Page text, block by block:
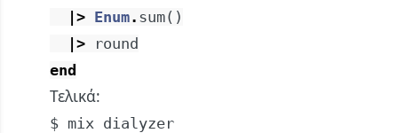
|> Enum. sum( )
|>
round
end
Τελικά:
$ mix dialyzer